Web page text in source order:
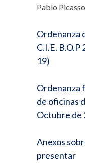
Pablo
Ordenanza
C.I.E.
19)
Ordenanza
de oficinas
Octubre de
Anexos
presentar